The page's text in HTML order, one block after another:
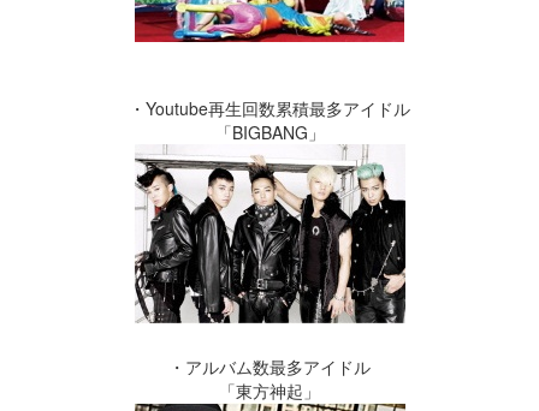
・Youtube再生回数累積最多アイドル
「BIGBANG」
・アルバム数最多アイドル
「東方神起」